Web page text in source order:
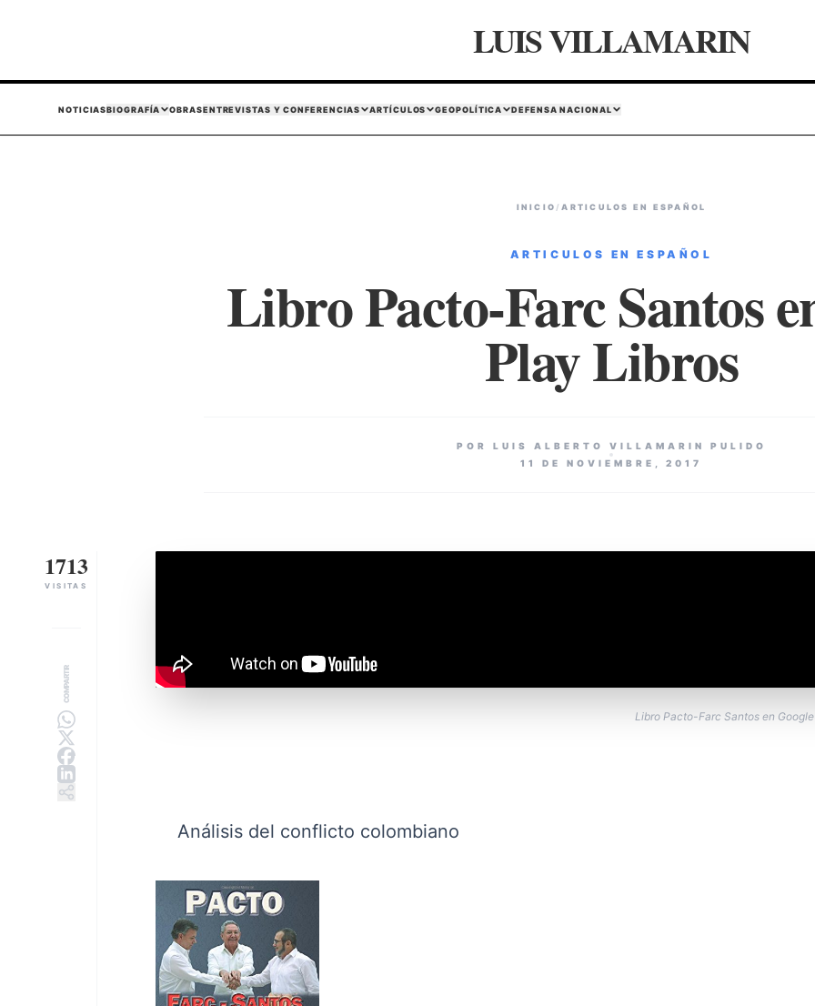
LUIS VILLAMARIN
NOTICIASBIOGRAFÍA OBRASENTREVISTAS Y CONFERENCIAS ARTÍCULOS GEOPOLÍTICA DEFENSA NACIONAL
INICIO /ARTICULOS EN ESPAÑOL
ARTICULOS EN ESPAÑOL
Libro Pacto-Farc Santos
Play Libros
POR LUIS ALBERTO VILLAMARIN PULIDO
11 DE NOVIEMBRE, 2017
1713
VISITAS
COMPARTIR
Libro Pacto-Farc Santos en
Análisis del conflicto colombiano